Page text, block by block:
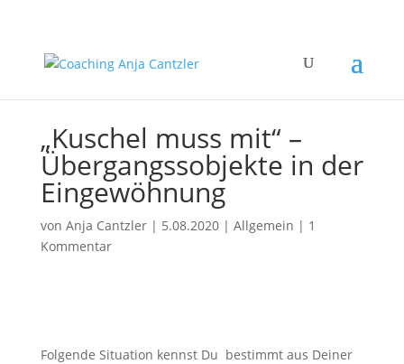
„Kuschel muss mit“ –
Übergangssobjekte in der
Eingewöhnung
von Anja Cantzler| 5.08.2020| Allgemein | 1
Kommentar
Folgende Situation kennst Du bestimmt aus Deiner